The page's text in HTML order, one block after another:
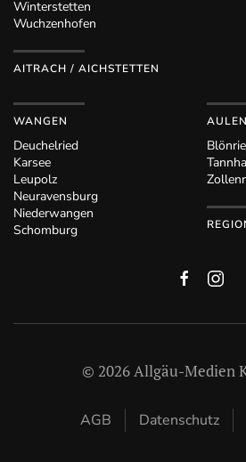
Winterstetten
Wuchzenhofen
AITRACH / AICHSTETTEN
WANGEN
Deuchelried
Karsee
Leupolz
Neuravensburg
Niederwangen
Schomburg
© 2026Allgäu-Medien
AGB Datenschutz